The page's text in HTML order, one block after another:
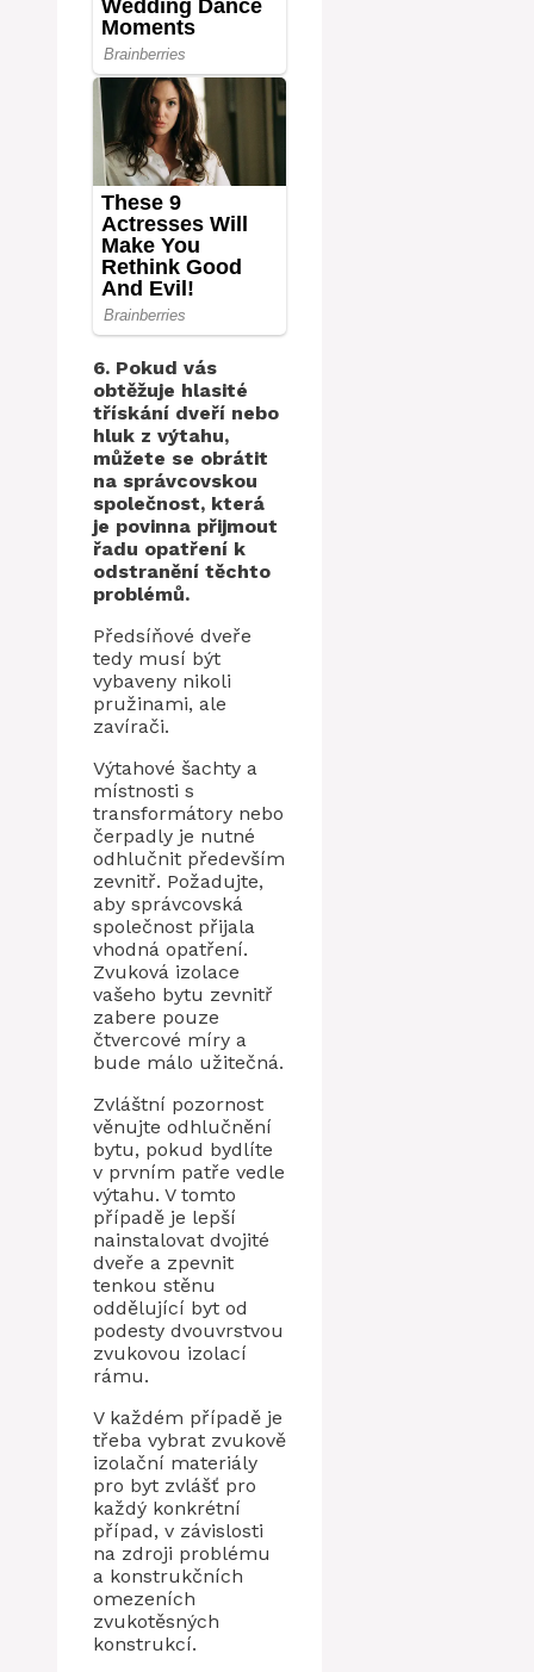
6. Pokud vás
obtěžuje hlasité
třískání dveří nebo
hluk z výtahu,
můžete se obrátit
na správcovskou
společnost, která
je povinna přijmout
řadu opatření k
odstranění těchto
problémů.
Předsíňové dveře
tedy musí být
vybaveny nikoli
pružinami, ale
zavírači.
Výtahové šachty a
místnosti s
transformátory nebo
čerpadly je nutné
odhlučnit především
zevnitř. Požadujte,
aby správcovská
společnost přijala
vhodná opatření.
Zvuková izolace
vašeho bytu zevnitř
zabere pouze
čtvercové míry a
bude málo užitečná.
Zvláštní pozornost
věnujte odhlučnění
bytu, pokud bydlíte
v prvním patře vedle
výtahu. V tomto
případě je lepší
nainstalovat dvojité
dveře a zpevnit
tenkou stěnu
oddělující byt od
podesty dvouvrstvou
zvukovou izolací
rámu.
V každém případě je
třeba vybrat zvukově
izolační materiály
pro byt zvlášť pro
každý konkrétní
případ, v závislosti
na zdroji problému
a konstrukčních
omezeních
zvukotěsných
konstrukcí.